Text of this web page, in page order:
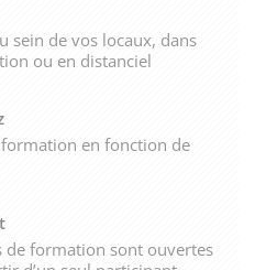
sein de vos locaux, dans
ou en distanciel
en fonction de
de formation sont ouvertes